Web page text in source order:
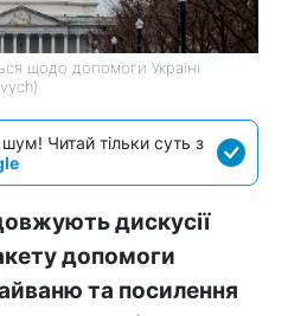
щодо допомоги Україні
Читай тільки суть з
дискусії
допомоги
та посилення